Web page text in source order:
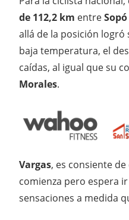
de 112,2 km entreSopó
allá de la posición logró
baja temperatura, el
caídas, al igual que su
Morales.
Vargas, es consiente
comienza pero espera
sensaciones a medida